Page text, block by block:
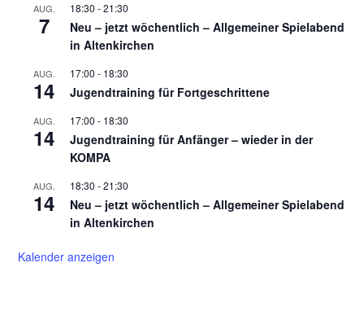
AUG.
7
18:30 -21:30
Neu – jetzt wöchentlich – Allgemeiner Spielabend
in Altenkirchen
AUG.
14
17:00 - 18:30
Jugendtraining für Fortgeschrittene
AUG.
14
17:00 - 18:30
Jugendtraining für Anfänger – wieder in der
KOMPA
AUG.
14
18:30 -21:30
Neu – jetzt wöchentlich – Allgemeiner Spielabend
in Altenkirchen
Kalender anzeigen